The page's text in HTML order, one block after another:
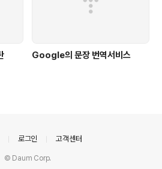
Google의 문장 번역서비스
로그인 고객센터
© Daum Corp.